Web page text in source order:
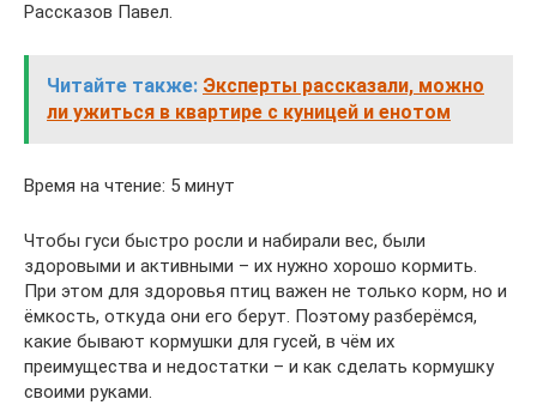
Рассказов Павел.
Читайте также: Эксперты рассказали, можно
ли ужиться в квартире с куницей и енотом
Время на чтение: 5 минут
Чтобы гуси быстро росли и набирали вес, были
здоровыми и активными – их нужно хорошо кормить.
При этом для здоровья птиц важен не только корм, но и
ёмкость, откуда они его берут. Поэтому разберёмся,
какие бывают кормушки для гусей, в чём их
преимущества и недостатки – и как сделать кормушку
своими руками.